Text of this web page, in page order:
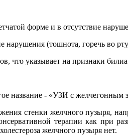
форме и в отсутствие
нарушения (тошнота, горечь во
что указывает на признаки
название - «УЗИ с желчегонным
стенки желчного пузыря,
терапии как при
желчного пузыря нет.